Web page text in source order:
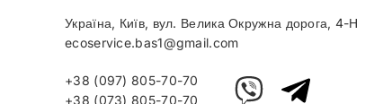
Україна, Київ, вул. Велика Окружна дорога, 4-Н
ecoservice.bas1@gmail.com
+38 (097) 805-70-70
+38 (073) 805-70-70